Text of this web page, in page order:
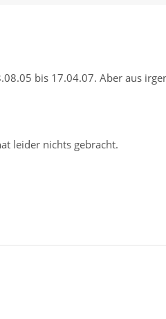
bis 17.04.07. Aber aus
leider nichts gebracht.